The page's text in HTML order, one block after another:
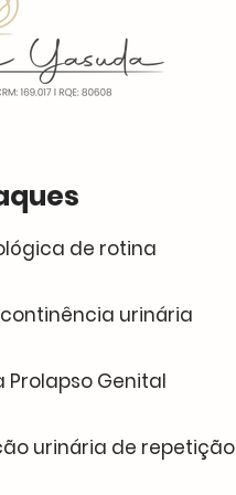
de rotina
urinária
Genital
urinária de repetição